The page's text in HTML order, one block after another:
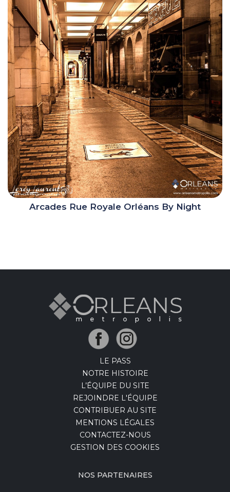
Arcades Rue Royale Orléans By Night
LE PASS
NOTRE HISTOIRE
L’ÉQUIPE DU SITE
REJOINDRE L'ÉQUIPE
CONTRIBUER AU SITE
MENTIONS LÉGALES
CONTACTEZ-NOUS
GESTION DES COOKIES
NOS PARTENAIRES